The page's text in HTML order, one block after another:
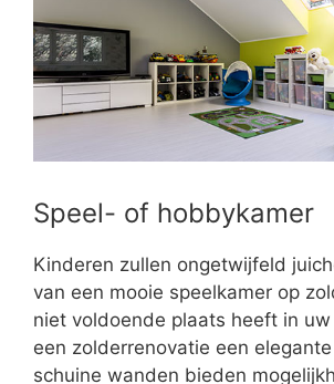
Speel- of hobbykamer
Kinderen zullen ongetwijfeld
van een mooie speelkamer op
niet voldoende plaats heeft in
een zolderrenovatie een
schuine wanden bieden